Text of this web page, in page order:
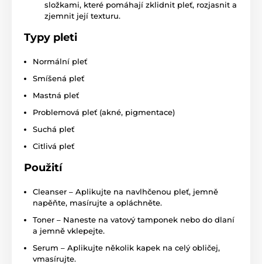
složkami, které pomáhají zklidnit pleť, rozjasnit a
zjemnit její texturu.
Typy pleti
Normální pleť
Smíšená pleť
Mastná pleť
Problemová pleť (akné, pigmentace)
Suchá pleť
Citlivá pleť
Použití
Cleanser – Aplikujte na navlhčenou pleť, jemně
napěňte, masírujte a opláchněte.
Toner – Naneste na vatový tamponek nebo do dlaní
a jemně vklepejte.
Serum – Aplikujte několik kapek na celý obličej,
vmasírujte.